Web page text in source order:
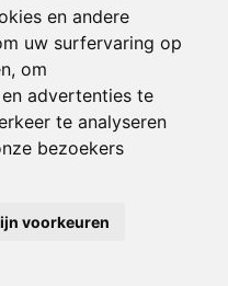
en andere
uw surfervaring op
om
advertenties te
te analyseren
bezoekers
voorkeuren
|Brisk magazine